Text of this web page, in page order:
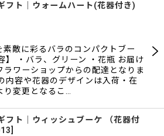
フト｜ウォームハート(花器付き)
素敵に彩るバラのコンパクトブー
】 ・バラ、グリーン ・花瓶 お届け
ラワーショップからの配達となりま
内容や花器のデザインは入荷・在
り変更となるこ…
フト｜ウィッシュブーケ （花器付